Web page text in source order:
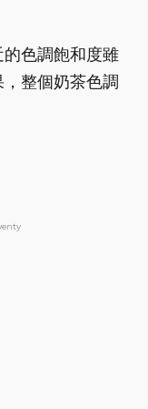
色調飽和度雖
整個奶茶色調